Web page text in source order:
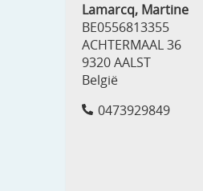
Lamarcq, Martine
BE0556813355
ACHTERMAAL 36
9320 AALST
België
0473929849